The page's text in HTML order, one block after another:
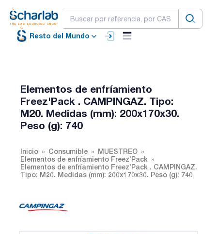
Resto del Mundo
Elementos de enfríamiento
Freez'Pack . CAMPINGAZ. Tipo:
M20. Medidas (mm): 200x170x30.
Peso (g): 740
Inicio Consumible
MUESTREO
Elementos de enfríamiento Freez'Pack
Elementos de enfríamiento Freez'Pack . CAMPINGAZ.
Tipo: M20. Medidas (mm): 200x170x30. Peso (g): 740